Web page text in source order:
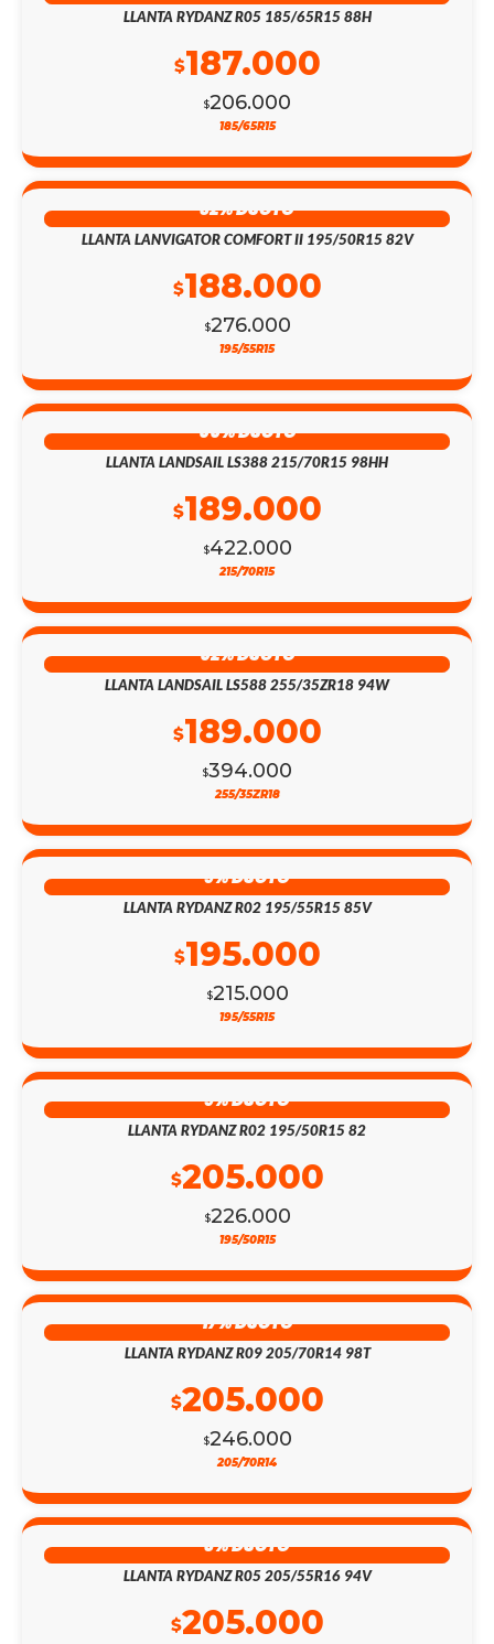
LLANTA RYDANZ R05 185/65R15 88H
$206.000
$187.000
185/65R15
32% DSCTO
LLANTA LANVIGATOR COMFORT II 195/50R15 82V
$276.000
$188.000
195/55R15
55% DSCTO
LLANTA LANDSAIL LS388 215/70R15 98HH
$422.000
$189.000
215/70R15
52% DSCTO
LLANTA LANDSAIL LS588 255/35ZR18 94W
$394.000
$189.000
255/35ZR18
9% DSCTO
LLANTA RYDANZ R02 195/55R15 85V
$215.000
$195.000
195/55R15
9% DSCTO
LLANTA RYDANZ R02 195/50R15 82
$226.000
$205.000
195/50R15
17% DSCTO
LLANTA RYDANZ R09 205/70R14 98T
$246.000
$205.000
205/70R14
3% DSCTO
LLANTA RYDANZ R05 205/55R16 94V
$205.000